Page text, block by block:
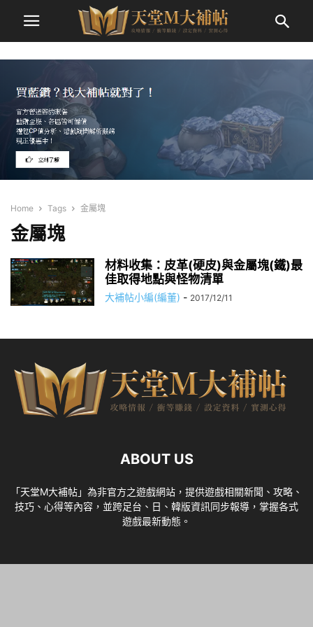
Home Tags 金屬塊
金屬塊
材料收集：皮革(硬皮)與金屬塊(鐵)最
佳取得地點與怪物清單
大補帖小編(編董) - 2017/12/11
ABOUT US
「天堂M大補帖」為非官方之遊戲網站，提供遊戲相關新聞、攻略、
技巧、心得等內容，並跨足台、日、韓版資訊同步報導，掌握各式
遊戲最新動態。